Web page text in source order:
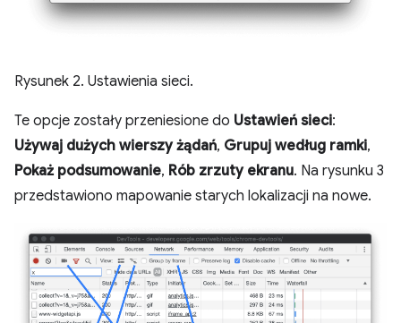
Rysunek 2. Ustawienia sieci.
Te opcje zostały przeniesione do Ustawień sieci:
Używaj dużych wierszy żądań, Grupuj według ramki,
Pokaż podsumowanie, Rób zrzuty ekranu. Na rysunku 3
przedstawiono mapowanie starych lokalizacji na nowe.